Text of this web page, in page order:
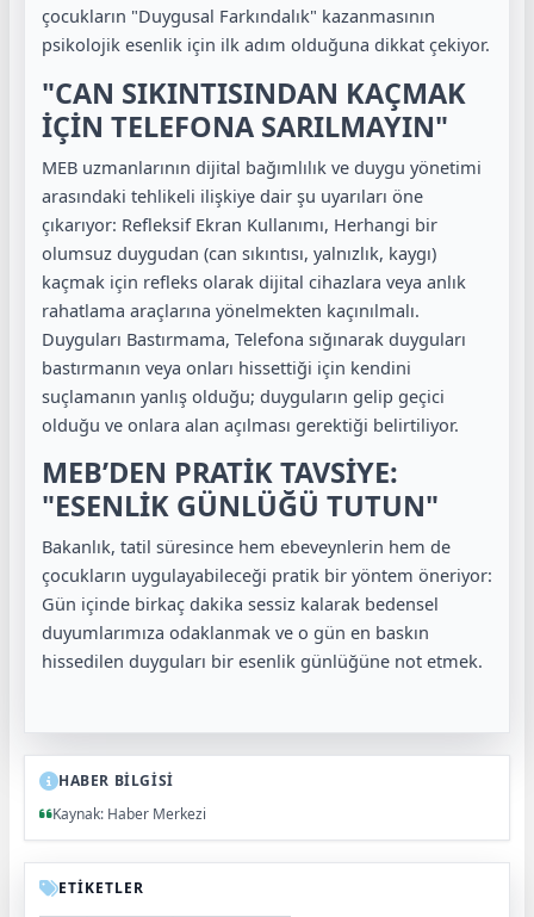
çocukların "Duygusal Farkındalık" kazanmasının
psikolojik esenlik için ilk adım olduğuna dikkat çekiyor.
"CAN SIKINTISINDAN KAÇMAK
İÇİN TELEFONA SARILMAYIN"
MEB uzmanlarının dijital bağımlılık ve duygu yönetimi
arasındaki tehlikeli ilişkiye dair şu uyarıları öne
çıkarıyor: Refleksif Ekran Kullanımı, Herhangi bir
olumsuz duygudan (can sıkıntısı, yalnızlık, kaygı)
kaçmak için refleks olarak dijital cihazlara veya anlık
rahatlama araçlarına yönelmekten kaçınılmalı.
Duyguları Bastırmama, Telefona sığınarak duyguları
bastırmanın veya onları hissettiği için kendini
suçlamanın yanlış olduğu; duyguların gelip geçici
olduğu ve onlara alan açılması gerektiği belirtiliyor.
MEB’DEN PRATİK TAVSİYE:
"ESENLİK GÜNLÜĞÜ TUTUN"
Bakanlık, tatil süresince hem ebeveynlerin hem de
çocukların uygulayabileceği pratik bir yöntem öneriyor:
Gün içinde birkaç dakika sessiz kalarak bedensel
duyumlarımıza odaklanmak ve o gün en baskın
hissedilen duyguları bir esenlik günlüğüne not etmek.
HABER BİLGİSİ
Kaynak: Haber Merkezi
ETİKETLER